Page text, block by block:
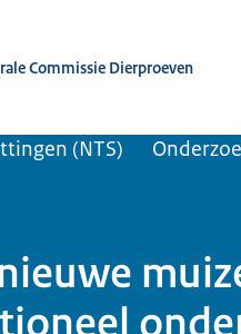
Commissie Dierproeven
(NTS)